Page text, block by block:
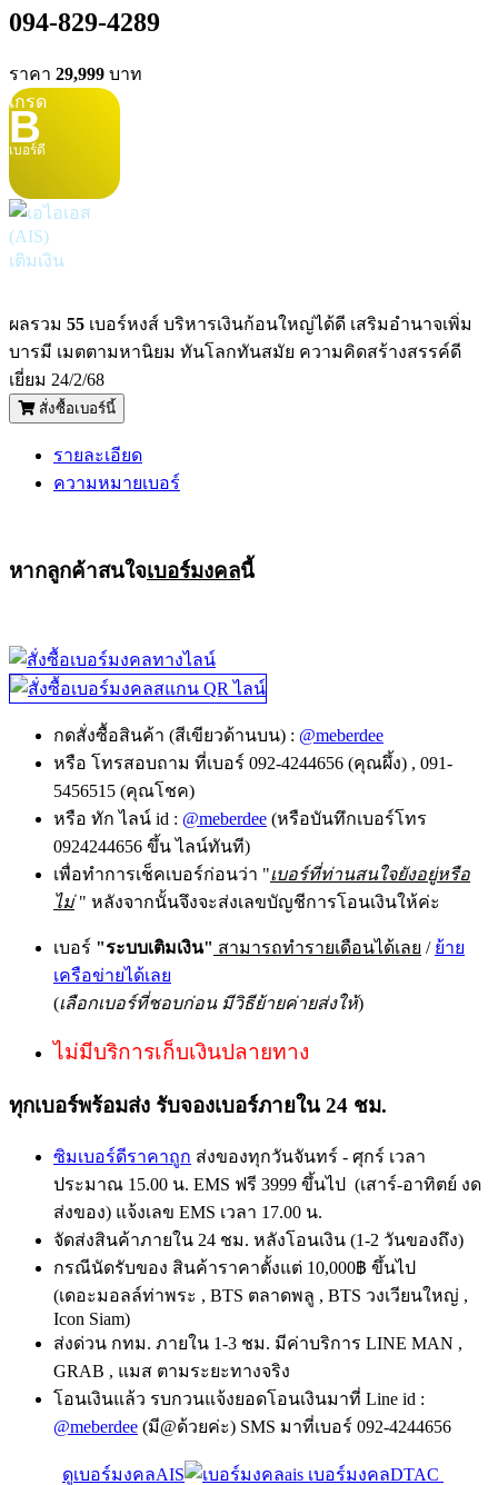
094-829-4289
ราคา 29,999 บาท
เกรด
B
เบอร์ดี
เติมเงิน
ผลรวม 55 เบอร์หงส์ บริหารเงินก้อนใหญ่ได้ดี เสริมอำนาจเพิ่ม
บารมี เมตตามหานิยม ทันโลกทันสมัย ความคิดสร้างสรรค์ดี
เยี่ยม 24/2/68
สั่งซื้อเบอร์นี้
รายละเอียด
ความหมายเบอร์
หากลูกค้าสนใจเบอร์มงคลนี้
กดสั่งซื้อสินค้า (สีเขียวด้านบน) : @meberdee
หรือ โทรสอบถาม ที่เบอร์ 092-4244656 (คุณผึ้ง) , 091-
5456515 (คุณโชค)
หรือ ทัก ไลน์ id : @meberdee (หรือบันทึกเบอร์โทร
0924244656 ขึ้น ไลน์ทันที)
เพื่อทำการเช็คเบอร์ก่อนว่า "เบอร์ที่ท่านสนใจยังอยู่หรือ
ไม่" หลังจากนั้นจึงจะส่งเลขบัญชีการโอนเงินให้ค่ะ
เบอร์ "ระบบเติมเงิน" สามารถทำรายเดือนได้เลย / ย้าย
เครือข่ายได้เลย
(เลือกเบอร์ที่ชอบก่อน มีวิธีย้ายค่ายส่งให้)
ไม่มีบริการเก็บเงินปลายทาง
ทุกเบอร์พร้อมส่ง รับจองเบอร์ภายใน 24 ชม.
ซิมเบอร์ดีราคาถูก ส่งของทุกวันจันทร์ - ศุกร์ เวลา
ประมาณ 15.00 น. EMS ฟรี 3999 ขึ้นไป (เสาร์-อาทิตย์ งด
ส่งของ) แจ้งเลข EMS เวลา 17.00 น.
จัดส่งสินค้าภายใน 24 ชม. หลังโอนเงิน (1-2 วันของถึง)
กรณีนัดรับของ สินค้าราคาตั้งแต่ 10,000฿ ขึ้นไป
(เดอะมอลล์ท่าพระ , BTS ตลาดพลู , BTS วงเวียนใหญ่ ,
Icon Siam)
ส่งด่วน กทม. ภายใน 1-3 ชม. มีค่าบริการ LINE MAN ,
GRAB , แมส ตามระยะทางจริง
โอนเงินแล้ว รบกวนแจ้งยอดโอนเงินมาที่ Line id :
@meberdee (มี@ด้วยค่ะ) SMS มาที่เบอร์ 092-4244656
ดูเบอร์มงคลAIS
เบอร์มงคลDTAC